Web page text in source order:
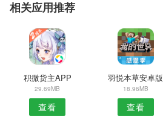
相关应用推荐
积微货主APP
29.69MB
查看
羽悦本草安卓版
18.96MB
查看